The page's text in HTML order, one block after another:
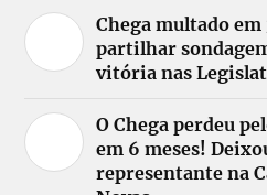
Chega multado
partilhar
vitória nas
O Chega perdeu
em 6 meses!
representante na